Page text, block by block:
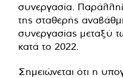
συνεργασία.
της σταθερής
συνεργασίας μεταξύ
κατά το 2022.
Σημειώνεται ότι η